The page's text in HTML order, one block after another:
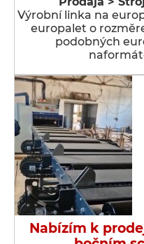
Výrobní linka na
europalet o
podobných
Nabízím k